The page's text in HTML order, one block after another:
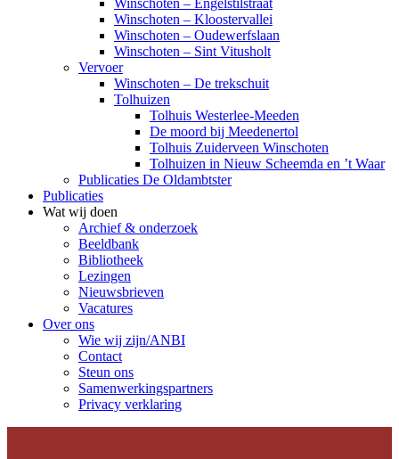
Winschoten – Engelstilstraat
Winschoten – Kloostervallei
Winschoten – Oudewerfslaan
Winschoten – Sint Vitusholt
Vervoer
Winschoten – De trekschuit
Tolhuizen
Tolhuis Westerlee-Meeden
De moord bij Meedenertol
Tolhuis Zuiderveen Winschoten
Tolhuizen in Nieuw Scheemda en ’t Waar
Publicaties De Oldambtster
Publicaties
Wat wij doen
Archief & onderzoek
Beeldbank
Bibliotheek
Lezingen
Nieuwsbrieven
Vacatures
Over ons
Wie wij zijn/ANBI
Contact
Steun ons
Samenwerkingspartners
Privacy verklaring